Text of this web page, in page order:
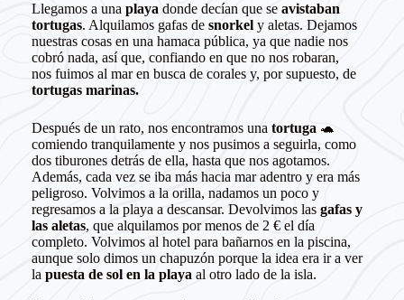
Llegamos a una playa donde decían que se avistaban
tortugas. Alquilamos gafas de snorkely aletas. Dejamos
nuestras cosas en una hamaca pública, ya que nadie nos
cobró nada, así que, confiando en que no nos robaran,
nos fuimos al mar en busca de corales y, por supuesto, de
tortugas marinas.
Después de un rato, nos encontramos una tortuga 🐢
comiendo tranquilamente y nos pusimos a seguirla, como
dos tiburones detrás de ella, hasta que nos agotamos.
Además, cada vez se iba más hacia mar adentro y era más
peligroso. Volvimos a la orilla, nadamos un poco y
regresamos a la playa a descansar. Devolvimos las gafas y
las aletas, que alquilamos por menos de 2 € el día
completo. Volvimos al hotel para bañarnos en la piscina,
aunque solo dimos un chapuzón porque la idea era ir a ver
la puesta de sol en la playa al otro lado de la isla.